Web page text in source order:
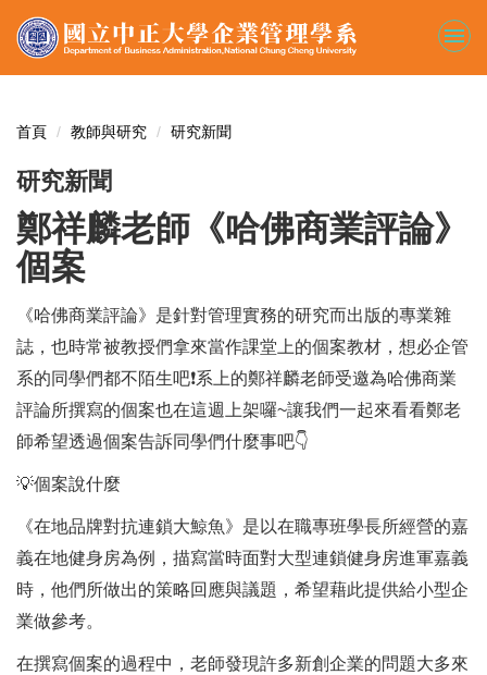
到
容
首頁 教師與研究 研究新聞
研究新聞
鄭祥麟老師《哈佛商業評論》
個案
《哈佛商業評論》是針對管理實務的研究而出版的專業雜
誌，也時常被教授們拿來當作課堂上的個案教材，想必企管
系的同學們都不陌生吧❗️系上的鄭祥麟老師受邀為哈佛商業
評論所撰寫的個案也在這週上架囉~讓我們一起來看看鄭老
師希望透過個案告訴同學們什麼事吧👇
💡個案說什麼
《在地品牌對抗連鎖大鯨魚》是以在職專班學長所經營的嘉
義在地健身房為例，描寫當時面對大型連鎖健身房進軍嘉義
時，他們所做出的策略回應與議題，希望藉此提供給小型企
業做參考。
在撰寫個案的過程中，老師發現許多新創企業的問題大多來